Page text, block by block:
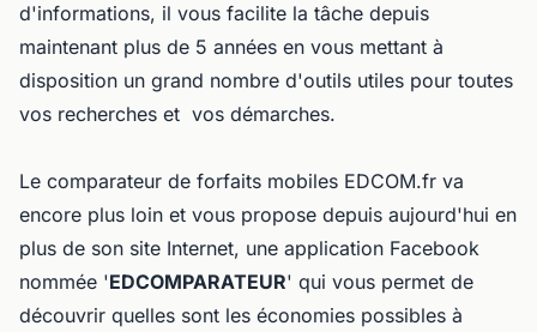
d'informations, il vous facilite la tâche depuis
maintenant plus de 5 années en vous mettant à
disposition un grand nombre d'outils utiles pour toutes
vos recherches et vos démarches.
Le comparateur de forfaits mobiles EDCOM.fr va
encore plus loin et vous propose depuis aujourd'hui en
plus de son site Internet, une application Facebook
nommée 'EDCOMPARATEUR' qui vous permet de
découvrir quelles sont les économies possibles à